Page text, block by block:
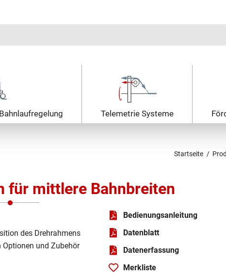
Telemetrie Systeme
Startseite
für mittlere Bahnbreiten
des Drehrahmens
Optionen und Zubehör
Bedienungsanleitung
Datenblatt
Daten­erfassung
Merkliste